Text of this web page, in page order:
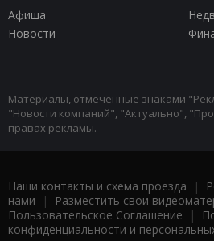
Афиша
Новости
Материалы, отмеченные знаками
"Новости компаний", "Актуально",
правах рекламы.
Наши контакты и схема проезда |
нами | Разместить свои
Пользовательское Соглашение |
конфиденциальности и